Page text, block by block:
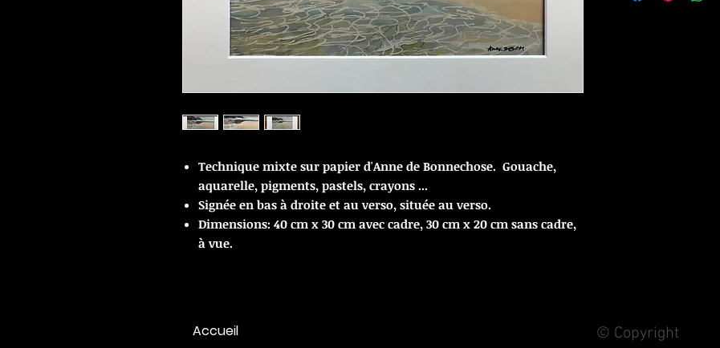
Technique mixte sur papier d'Anne de Bonnechose. Gouache,
aquarelle, pigments, pastels, crayons ...
Signée en bas à droite et au verso, située au verso.
Dimensions: 40 cm x 30 cm avec cadre, 30 cm x 20 cm sans cadre,
à vue.
Accueil
© Copyright